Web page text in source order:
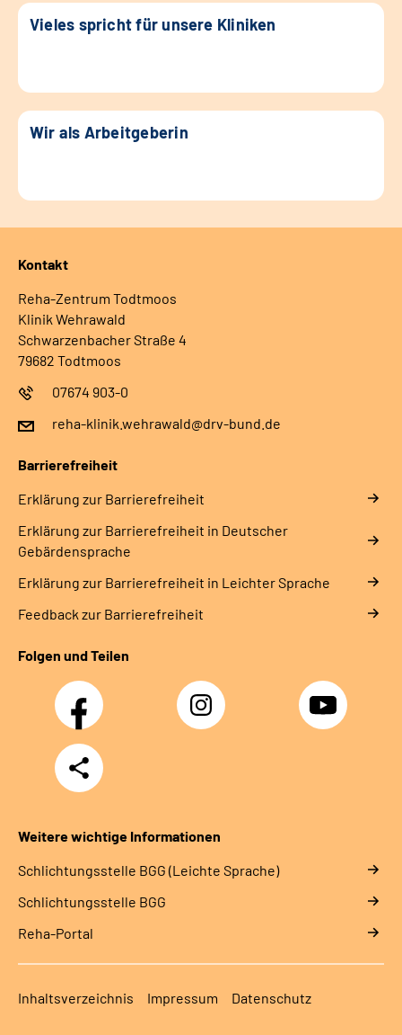
Vieles spricht für unsere Kliniken
Wir als Arbeitgeberin
Kontakt
Reha-Zentrum Todtmoos
Klinik Wehrawald
Schwarzenbacher Straße 4
79682 Todtmoos
07674 903-0
reha-klinik.wehrawald@drv-bund.de
Barrierefreiheit
Erklärung zur Barrierefreiheit
Erklärung zur Barrierefreiheit in Deutscher
Gebärdensprache
Erklärung zur Barrierefreiheit in Leichter Sprache
Feedback zur Barrierefreiheit
Folgen und Teilen
Facebook Instagram YouTube
Teilen
Weitere wichtige Informationen
Schlich­tungs­stel­le BGG (Leichte Sprache)
Schlich­tungs­stel­le BGG
Reha-Portal
Inhaltsverzeichnis Impressum Datenschutz